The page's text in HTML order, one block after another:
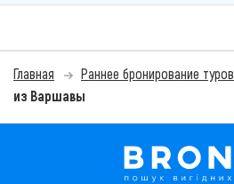
Главная Раннее бронирование туров
из Варшавы